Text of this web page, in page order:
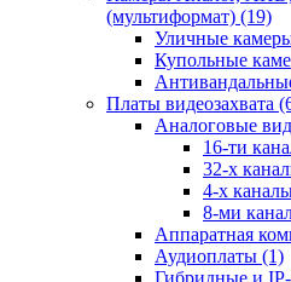
(мультиформат) (19)
Уличные
Купольные
Платы видеозахвата
Аналоговые
16-ти
32-х
4-х
8-ми
Аппаратная
Аудиоплаты (1)
Гибридные и